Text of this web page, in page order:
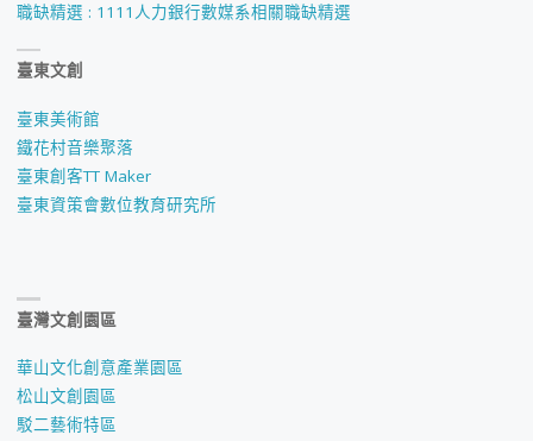
職缺精選 : 1111人力銀行數媒系相關職缺精選
臺東文創
臺東美術館
鐵花村音樂聚落
臺東創客TT Maker
臺東資策會數位教育研究所
臺灣文創園區
華山文化創意產業園區
松山文創園區
駁二藝術特區